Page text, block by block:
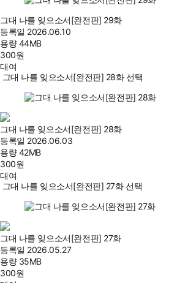
그대 나를 잊으소서[완전판] 29화
등록일 2026.06.10
용량44MB
300원
대여
그대 나를 잊으소서[완전판] 28화 선택
그대 나를 잊으소서[완전판] 28화
등록일 2026.06.03
용량42MB
300원
대여
그대 나를 잊으소서[완전판] 27화 선택
그대 나를 잊으소서[완전판] 27화
등록일 2026.05.27
용량 35MB
300원